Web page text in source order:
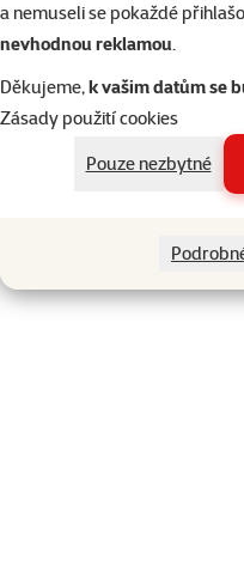
a nemuseli se pokaždé
nevhodnou reklamou.
Děkujeme,k vašim datům se
Zásady použití cookies
Pouze nezbytné